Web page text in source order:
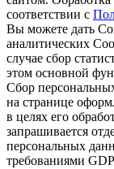
соответствии с
Вы можете дать
аналитических
случае сбор
этом основной
Сбор
на странице
в целях его
запрашивается
персональных
требованиями